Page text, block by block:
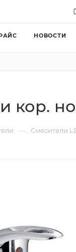
НОВОСТИ
кор.
— Смесители